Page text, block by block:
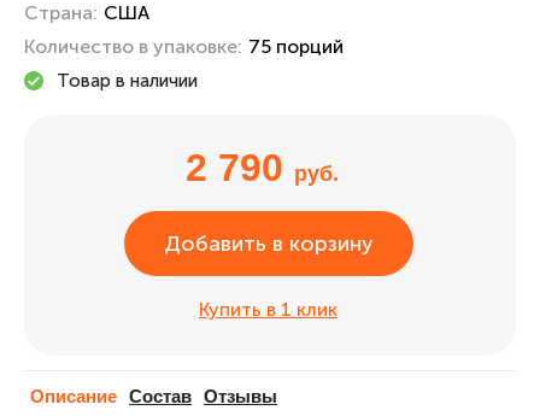
Страна: США
Количество в упаковке: 75 порций
Товар в наличии
2 790 руб.
Добавить в корзину
Купить в 1 клик
Описание Cостав Отзывы